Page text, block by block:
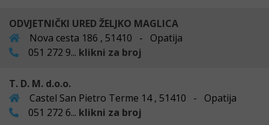
ODVJETNIČKI URED ŽELJKO MAGLICA
Nova cesta 186 , 51410 - Opatija
051 272 9... klikni za broj
T. D. M. d.o.o.
Castel San Pietro Terme 14 , 51410 - Opatija
051 272 6... klikni za broj